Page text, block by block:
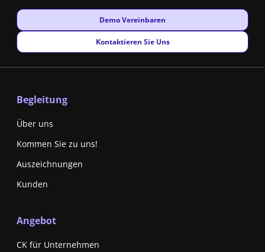
New window
Demo Vereinbaren
New window
Kontaktieren Sie Uns
Begleitung
Über uns
Kommen Sie zu uns!
Auszeichnungen
Kunden
Angebot
CK für Unternehmen